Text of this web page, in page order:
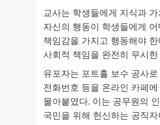
교사는 학생들에게 지식과
자신의 행동이 학생들에게
책임감을 가지고 행동해야
사회적 책임을 완전히 무시
유포자는 포트홀 보수 공사
전화번호 등을 온라인 카페
몰아붙였다. 이는 공무원의
국민을 위해 헌신하는 공직